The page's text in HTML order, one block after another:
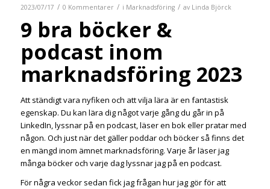
2023/07/17 / 0 Kommentarer / i Marknadsföring / av Linda Björck
9 bra böcker &
podcast inom
marknadsföring 2023
Att ständigt vara nyfiken och att vilja lära är en fantastisk
egenskap. Du kan lära dig något varje gång du går in på
LinkedIn, lyssnar på en podcast, läser en bok eller pratar med
någon. Och just när det gäller poddar och böcker så finns det
en mängd inom ämnet marknadsföring. Varje år läser jag
många böcker och varje dag lyssnar jag på en podcast.
För några veckor sedan fick jag frågan hur jag gör för att